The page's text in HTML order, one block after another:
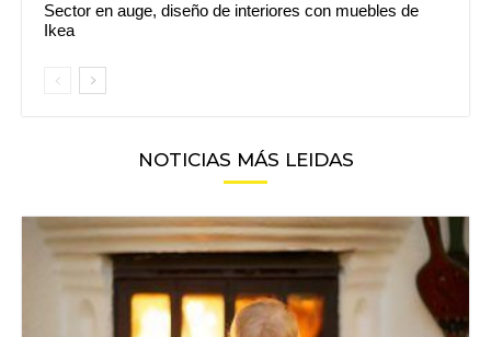
Sector en auge, diseño de interiores con muebles de
Ikea
NOTICIAS MÁS LEIDAS